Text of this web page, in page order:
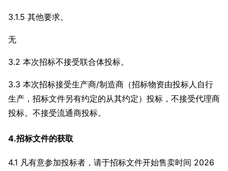
3.1.5 其他要求。
无
3.2 本次招标不接受联合体投标。
3.3 本次招标接受生产商/制造商（招标物资由投标人自行
生产，招标文件另有约定的从其约定）投标，不接受代理商
投标。不接受流通商投标。
4.招标文件的获取
4.1 凡有意参加投标者，请于招标文件开始售卖时间 2026